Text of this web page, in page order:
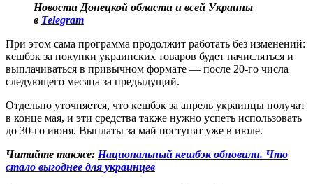
Новости Донецкой области и всей Украины
в Telegram
При этом сама программа продолжит работать без изменений:
кешбэк за покупки украинских товаров будет начисляться и
выплачиваться в привычном формате — после 20-го числа
следующего месяца за предыдущий.
Отдельно уточняется, что кешбэк за апрель украинцы получат
в конце мая, и эти средства также нужно успеть использовать
до 30-го июня. Выплаты за май поступят уже в июле.
Читайте также: Национальный кешбэк обновили. Что
стало выгоднее для украинцев